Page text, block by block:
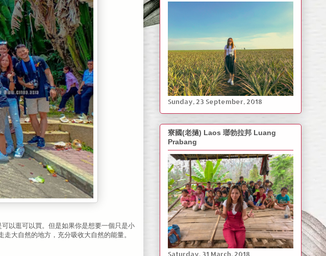
以逛可以買。但是如果你是想要一個只是小
大自然的地方，充分吸收大自然的能量。
‎Sunday, ‎23 ‎September, ‎2018
寮國(老撾) Laos 瑯勃拉邦 Luang
Prabang
Saturday, ‎31 March, ‎2018